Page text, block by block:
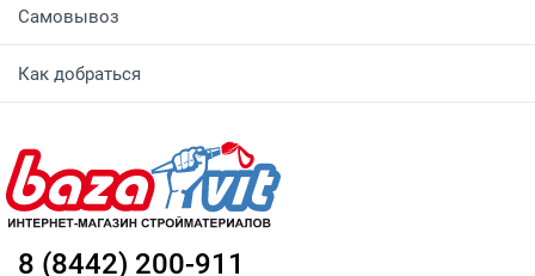
Самовывоз
Как добраться
8 (8442) 200-911